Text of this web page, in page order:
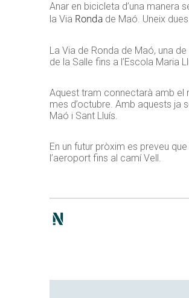
Anar en bicicleta d’una manera
la Via Ronda de Maó. Uneix
La Via de Ronda de Maó, una
de la Salle fins a l’Escola Maria
Aquest tram connectarà amb el
mes d’octubre. Amb aquests ja
Maó i Sant Lluís.
En un futur pròxim es preveu
l’aeroport fins al camí Vell.